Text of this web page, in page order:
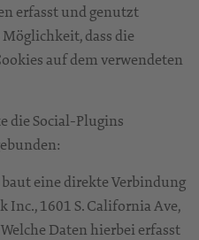
erfasst und genutzt
dass die
auf dem verwendeten
die Social-Plugins
baut eine direkte Verbindung
Inc., 1601 S. California Ave,
Daten hierbei erfasst